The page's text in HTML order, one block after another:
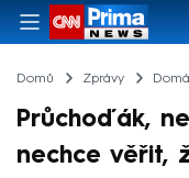
Domů Zprávy
Průchoďák,
nechce věřit,